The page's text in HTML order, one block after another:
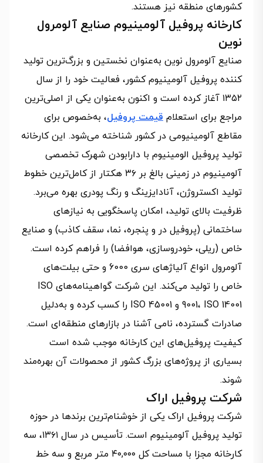
کشورهای منطقه نیز هستند.
کارخانه پروفیل آلومینیوم صنایع آلومرول
نوین
صنایع آلومرول نوین به‌عنوان نخستین و بزرگ‌ترین تولید
کننده پروفیل آلومینیوم کشور، فعالیت خود را از سال
۱۳۵۲ آغاز کرده است و اکنون به‌عنوان یکی از اصلی‌ترین
مراجع برای استعلام قیمت پروفیل، به‌خصوص برای
مقاطع آلومینیومی در کشور شناخته می‌شود. این کارخانه
تولید پروفیل الومینیوم با دارا‌بودن شهرک تخصصی
آلومینیوم در زمینی بالغ بر ۳۶ هکتار از کامل‌ترین خطوط
تولید اکستروژن، آنادایزینگ و رنگ پودری بهره می‌برد.
ظرفیت بالای تولید، امکان پاسخگویی به نیازهای
ساختمانی (پروفیل در و پنجره، نما، سقف کاذب) و صنایع
خاص (ریلی، خودروسازی، هوافضا) را فراهم کرده است.
آلومرول انواع آلیاژهای سری 6000 و حتی بیلت‌های
خاص را تولید می‌کند. این شرکت گواهینامه‌های ISO
9001، ISO 14001 و ISO 45001 را کسب کرده و به‌دلیل
صادرات گسترده، نامی آشنا در بازارهای منطقه‌ای است.
کیفیت پروفیل‌های این کارخانه موجب شده است
بسیاری از پروژه‌های بزرگ کشور از محصولات آن بهره‌مند
شوند.
شرکت پروفیل اراک
شرکت پروفیل اراک یکی از خوشنام‌ترین برندها در حوزه
تولید پروفیل آلومینیوم است. تأسیس در سال ۱۳۶۱، سه
کارخانه مجزا با مساحت کل ۴۰,۰۰۰ متر مربع و سه خط